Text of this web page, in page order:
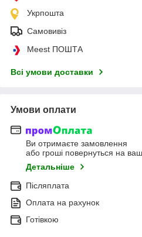
Укрпошта
Самовивіз
Meest ПОШТА
Всі умови доставки
Умови оплати
Ви отримаєте замовлення
або гроші повернуться на
Детальніше
Післяплата
Оплата на рахунок
Готівкою